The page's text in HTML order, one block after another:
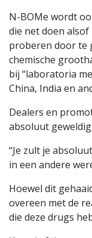
N-BOMe wordt
die net doen alsof
proberen door te
chemische
bij “laboratoria
China, India en
Dealers en
absoluut geweldig
“Je zult je
in een andere
Hoewel dit
overeen met de
die deze drugs